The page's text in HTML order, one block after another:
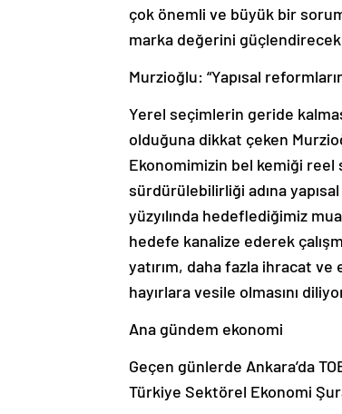
çok önemli ve büyük bir
marka değerini
Murzioğlu: “Yapısal
Yerel seçimlerin geride
olduğuna dikkat çeken
Ekonomimizin bel kemiği
sürdürülebilirliği adına
yüzyılında hedeflediğimiz
hedefe kanalize ederek
yatırım, daha fazla ihracat
hayırlara vesile olmasını
Ana gündem ekonomi
Geçen günlerde Ankara’da
Türkiye Sektörel Ekonomi